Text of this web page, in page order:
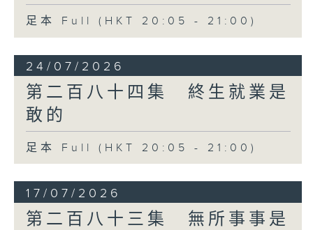
足本 Full (HKT 20:05 - 21:00)
24/07/2026
第二百八十四集 終生就業是
敢的
足本 Full (HKT 20:05 - 21:00)
17/07/2026
第二百八十三集 無所事事是